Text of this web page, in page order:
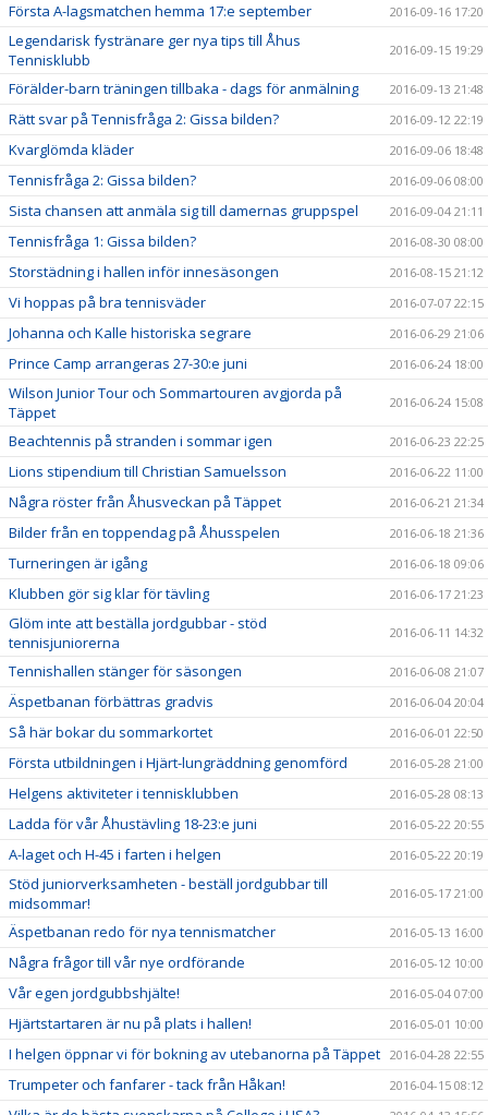
Första A-lagsmatchen hemma 17:e september 2016-09-16 17:20
Legendarisk fystränare ger nya tips till Åhus
Tennisklubb
2016-09-15 19:29
Förälder-barn träningen tillbaka - dags för anmälning 2016-09-13 21:48
Rätt svar på Tennisfråga 2: Gissa bilden? 2016-09-12 22:19
Kvarglömda kläder 2016-09-06 18:48
Tennisfråga 2: Gissa bilden? 2016-09-06 08:00
Sista chansen att anmäla sig till damernas gruppspel 2016-09-04 21:11
Tennisfråga 1: Gissa bilden? 2016-08-30 08:00
Storstädning i hallen inför innesäsongen 2016-08-15 21:12
Vi hoppas på bra tennisväder 2016-07-07 22:15
Johanna och Kalle historiska segrare 2016-06-29 21:06
Prince Camp arrangeras 27-30:e juni 2016-06-24 18:00
Wilson Junior Tour och Sommartouren avgjorda på
Täppet
2016-06-24 15:08
Beachtennis på stranden i sommar igen 2016-06-23 22:25
Lions stipendium till Christian Samuelsson 2016-06-22 11:00
Några röster från Åhusveckan på Täppet 2016-06-21 21:34
Bilder från en toppendag på Åhusspelen 2016-06-18 21:36
Turneringen är igång 2016-06-18 09:06
Klubben gör sig klar för tävling 2016-06-17 21:23
Glöm inte att beställa jordgubbar - stöd
tennisjuniorerna
2016-06-11 14:32
Tennishallen stänger för säsongen 2016-06-08 21:07
Äspetbanan förbättras gradvis 2016-06-04 20:04
Så här bokar du sommarkortet 2016-06-01 22:50
Första utbildningen i Hjärt-lungräddning genomförd 2016-05-28 21:00
Helgens aktiviteter i tennisklubben 2016-05-28 08:13
Ladda för vår Åhustävling 18-23:e juni 2016-05-22 20:55
A-laget och H-45 i farten i helgen 2016-05-22 20:19
Stöd juniorverksamheten - beställ jordgubbar till
midsommar!
2016-05-17 21:00
Äspetbanan redo för nya tennismatcher 2016-05-13 16:00
Några frågor till vår nye ordförande 2016-05-12 10:00
Vår egen jordgubbshjälte! 2016-05-04 07:00
Hjärtstartaren är nu på plats i hallen! 2016-05-01 10:00
I helgen öppnar vi för bokning av utebanorna på Täppet 2016-04-28 22:55
Trumpeter och fanfarer - tack från Håkan! 2016-04-15 08:12